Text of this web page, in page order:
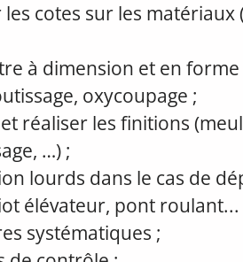
cotes sur les matériaux
à dimension et en
oxycoupage ;
réaliser les finitions
…) ;
lourds dans le cas de
élévateur, pont roulant...
systématiques ;